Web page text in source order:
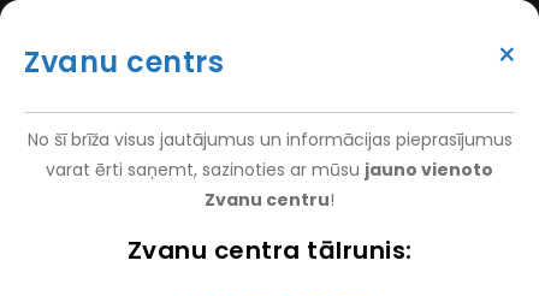
Pārlekt
galveno
MENU
VAKANCES
DARBINIEKIEM
Atpakaļceļš
×
Zvanu centrs
No šī brīža visus jautājumus un informācijas pieprasījumus
varat ērti saņemt, sazinoties ar mūsu jauno vienoto
Zvanu centru!
Zvanu centra tālrunis: